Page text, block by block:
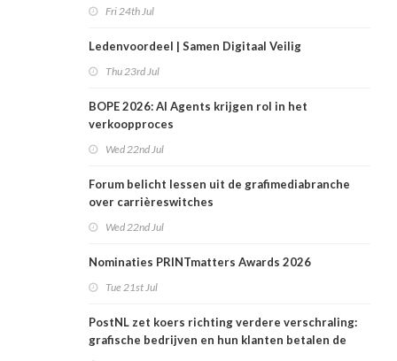
Fri 24th Jul
Ledenvoordeel | Samen Digitaal Veilig
Thu 23rd Jul
BOPE 2026: AI Agents krijgen rol in het
verkoopproces
Wed 22nd Jul
Forum belicht lessen uit de grafimediabranche
over carrièreswitches
Wed 22nd Jul
Nominaties PRINTmatters Awards 2026
Tue 21st Jul
PostNL zet koers richting verdere verschraling:
grafische bedrijven en hun klanten betalen de